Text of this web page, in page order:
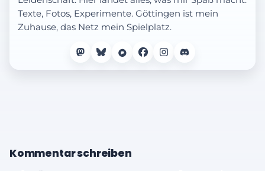
Texte, Fotos, Experimente. Göttingen ist mein
Zuhause, das Netz mein Spielplatz.
Kommentar schreiben